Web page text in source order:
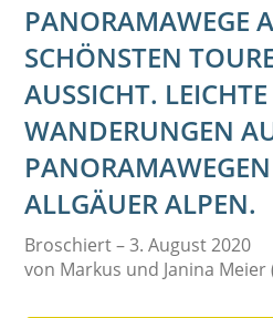
PANORAMAWEGE
SCHÖNSTEN
AUSSICHT. LEICHTE
WANDERUNGEN
ALLGÄUER ALPEN.
Broschiert – 3. August 2020
von Markus und Janina Meier